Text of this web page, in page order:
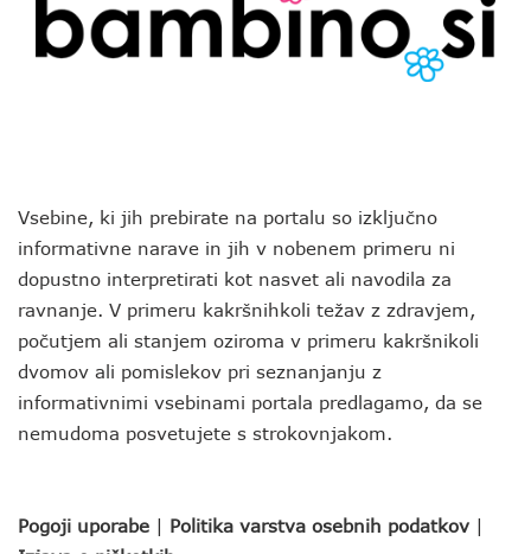
Vsebine, ki jih prebirate na portalu so izključno
informativne narave in jih v nobenem primeru ni
dopustno interpretirati kot nasvet ali navodila za
ravnanje. V primeru kakršnihkoli težav z zdravjem,
počutjem ali stanjem oziroma v primeru kakršnikoli
dvomov ali pomislekov pri seznanjanju z
informativnimi vsebinami portala predlagamo, da se
nemudoma posvetujete s strokovnjakom.
Pogoji uporabe | Politika varstva osebnih podatkov |